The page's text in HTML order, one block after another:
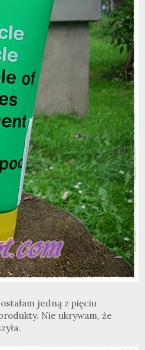
jedną z pięciu
Nie ukrywam, że